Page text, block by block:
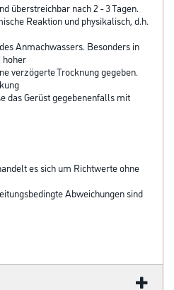
überstreichbar nach 2 - 3 Tagen.
Reaktion und physikalisch, d.h.
Anmachwassers. Besonders in
hoher
verzögerte Trocknung gegeben.
das Gerüst gegebenenfalls mit
es sich um Richtwerte ohne
Abweichungen sind